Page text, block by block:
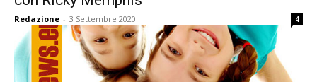
Redazione - 3 Settembre 2020 4